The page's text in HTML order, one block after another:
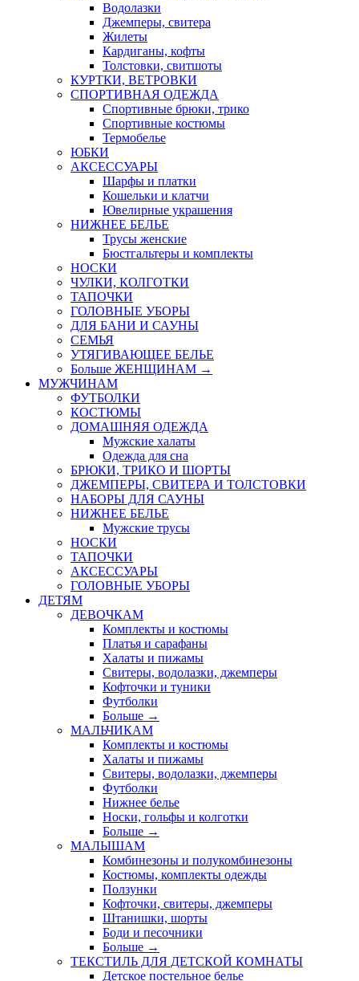
Водолазки
Джемперы, свитера
Жилеты
Кардиганы, кофты
Толстовки, свитшоты
КУРТКИ, ВЕТРОВКИ
СПОРТИВНАЯ ОДЕЖДА
Спортивные брюки, трико
Спортивные костюмы
Термобелье
ЮБКИ
AКСЕССУАРЫ
Шарфы и платки
Кошельки и клатчи
Ювелирные украшения
НИЖНЕЕ БЕЛЬЕ
Трусы женские
Бюстгальтеры и комплекты
НОСКИ
ЧУЛКИ, КОЛГОТКИ
ТАПОЧКИ
ГОЛОВНЫЕ УБОРЫ
ДЛЯ БАНИ И САУНЫ
СЕМЬЯ
УТЯГИВАЮЩЕЕ БЕЛЬЕ
Больше ЖЕНЩИНАМ →
МУЖЧИНАМ
ФУТБОЛКИ
КОСТЮМЫ
ДОМАШНЯЯ ОДЕЖДА
Мужские халаты
Одежда для сна
БРЮКИ, ТРИКО И ШОРТЫ
ДЖЕМПЕРЫ, СВИТЕРА И ТОЛСТОВКИ
НАБОРЫ ДЛЯ САУНЫ
НИЖНЕЕ БЕЛЬЕ
Мужские трусы
НОСКИ
ТАПОЧКИ
АКСЕССУАРЫ
ГОЛОВНЫЕ УБОРЫ
ДЕТЯМ
ДЕВОЧКАМ
Комплекты и костюмы
Платья и сарафаны
Халаты и пижамы
Свитеры, водолазки, джемперы
Кофточки и туники
Футболки
Больше →
МАЛЬЧИКАМ
Комплекты и костюмы
Халаты и пижамы
Свитеры, водолазки, джемперы
Футболки
Нижнее белье
Носки, гольфы и колготки
Больше →
МАЛЫШАМ
Комбинезоны и полукомбинезоны
Костюмы, комплекты одежды
Ползунки
Кофточки, свитеры, джемперы
Штанишки, шорты
Боди и песочники
Больше →
ТЕКСТИЛЬ ДЛЯ ДЕТСКОЙ КОМНАТЫ
Детское постельное белье